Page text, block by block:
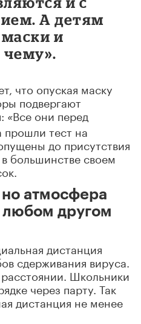
А детям
и
чему».
что опуская маску
подвергают
«Все они перед
прошли тест на
до присутствия
большинстве своем
атмосфера
любом другом
дистанция
сдерживания вируса.
Школьники
через парту. Так
дистанция не менее